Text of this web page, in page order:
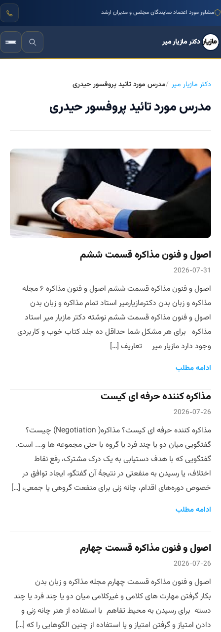
مشاور مورد اعتماد نمایندگان مجلس و مدیران ارشد
دکتر مازیار میر
دکتر مازیار میر مدرس مورد تائید پروفسور حیدری
مدرس مورد تائید پروفسور حیدری
اصول و فنون مذاکره قسمت ششم
2026-07-31
اصول و فنون مذاکره قسمت ششم اصول و فنون مذاکره ۶ مجله
مذاکره و زبان بدن دکترمازیارمیر استاد تمام مذاکره و زبان بدن
اصول و فنون مذاکره قسمت ششم نوشته دکتر مازیار میر استاد
مذاکره برای هر مشکل شما حداقل ده جلد کتاب خوب و کاربردی
وجود دارد مازیار میر تعاریف […]
ادامه مطلب
مذاکره کننده حرفه ای کیست
2026-07-26
مذاکره کننده حرفه ای کیست؟ مذاکره( Negotiation) چیست؟
گفتگویی میان دو یا چند فرد یا گروه با حتی مجموعه ها و…. است.
گفتگویی که با هدف دستیابی به یک درک مشترک، رفع نقاط
اختلاف، یا رسیدن به منفعتی در نتیجهٔ آن گفتگو، ایجاد توافق در
خصوص دوره‌های اقدام، چانه زنی برای منفعت گروهی یا جمعی، […]
ادامه مطلب
اصول و فنون مذاکره قسمت چهارم
2026-07-26
اصول و فنون مذاکره قسمت چهارم مجله مذاکره و زبان بدن
بکار گرفتن مهارت های کلامی و غیرکلامی میان دو یا چند فرد یا چند
دسته برای رسیدن به محیط تفاهم با استفاده از هنر چانه زنی و
دادن امتیاز و گرفتن امتیاز و یا استفاده از چنین الگوهایی را که […]